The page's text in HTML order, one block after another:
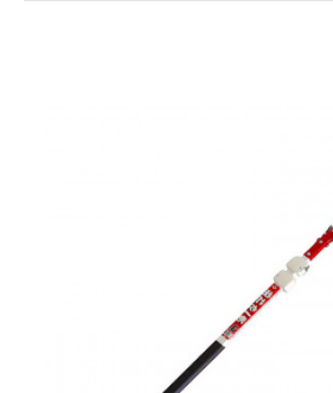
Ручная ножовка Caiman CN-745 -
инструмент, который
пиления по сравнению с аналогами.
благодаря небольшому шагу
полотну 0,8 мм. Японские
самурайских мечей Накопленный
технологиях обработки
ультрасовременных технологий
совершенства. Благодаря этому
инструмент Caiman обладает